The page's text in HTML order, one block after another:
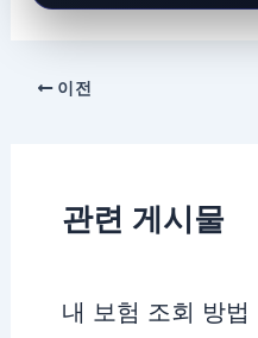
이전
관련 게시물
내 보험 조회 방법